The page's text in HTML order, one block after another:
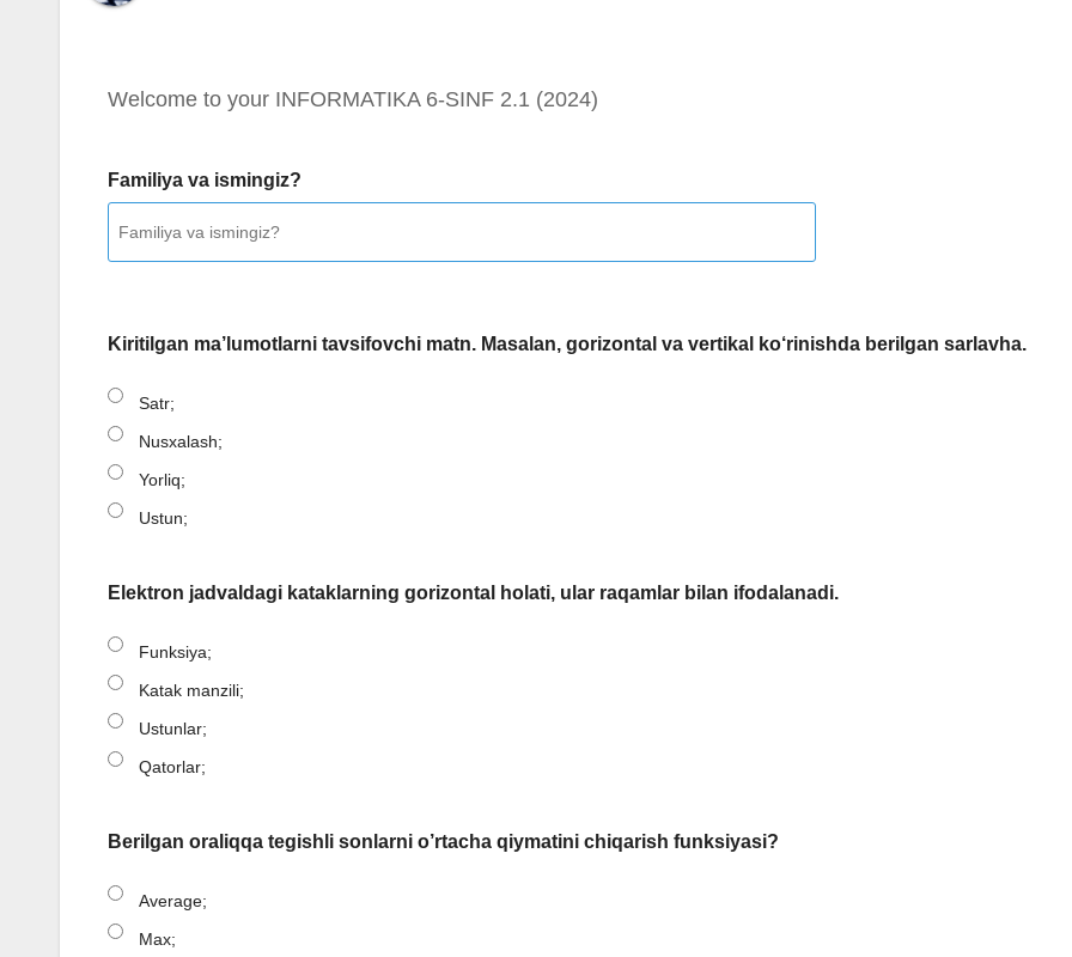
Welcome to your INFORMATIKA 6-SINF 2.1 (2024)
Familiya va ismingiz?
Kiritilgan ma’lumotlarni tavsifovchi matn. Masalan, gorizontal va vertikal ko‘rinishda berilgan sarlavha.
Satr;
Nusxalash;
Yorliq;
Ustun;
Elektron jadvaldagi kataklarning gorizontal holati, ular raqamlar bilan ifodalanadi.
Funksiya;
Katak manzili;
Ustunlar;
Qatorlar;
Berilgan oraliqqa tegishli sonlarni o’rtacha qiymatini chiqarish funksiyasi?
Average;
Max;